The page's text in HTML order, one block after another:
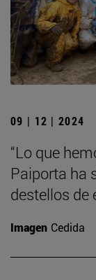
09 | 12 | 2024
“Lo que
Paiporta ha
destellos de
Imagen Cedida